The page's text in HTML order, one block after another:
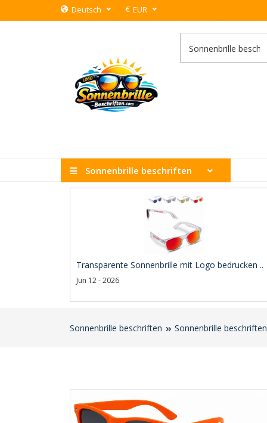
Deutsch € EUR
Sonnenbrille beschriften
Transparente Sonnenbrille mit Logo bedrucken ..
Jun 12 - 2026
Sonnenbrille beschriften Sonnenbrille beschriften